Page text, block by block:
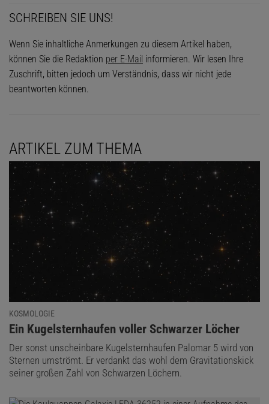
SCHREIBEN SIE UNS!
Wenn Sie inhaltliche Anmerkungen zu diesem Artikel haben,
können Sie die Redaktion per E-Mail informieren. Wir lesen Ihre
Zuschrift, bitten jedoch um Verständnis, dass wir nicht jede
beantworten können.
ARTIKEL ZUM THEMA
KOSMOLOGIE
:
Ein Kugelsternhaufen voller Schwarzer Löcher
Der sonst unscheinbare Kugelsternhaufen Palomar 5 wird von
Sternen umströmt. Er verdankt das wohl dem Gravitationskick
seiner großen Zahl von Schwarzen Löchern.